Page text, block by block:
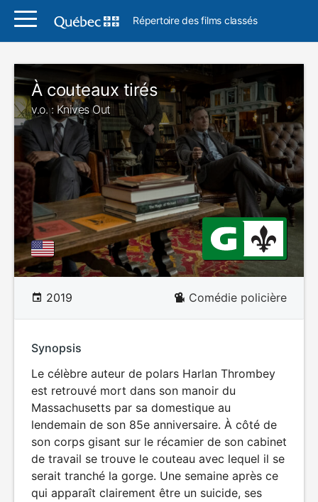
Répertoire des films classés
À couteaux tirés
v.o. : Knives Out
2019 Comédie policière
Synopsis
Le célèbre auteur de polars Harlan Thrombey
est retrouvé mort dans son manoir du
Massachusetts par sa domestique au
lendemain de son 85e anniversaire. À côté de
son corps gisant sur le récamier de son cabinet
de travail se trouve le couteau avec lequel il se
serait tranché la gorge. Une semaine après ce
qui apparaît clairement être un suicide, ses